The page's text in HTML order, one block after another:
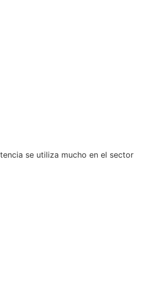
se utiliza mucho en el sector